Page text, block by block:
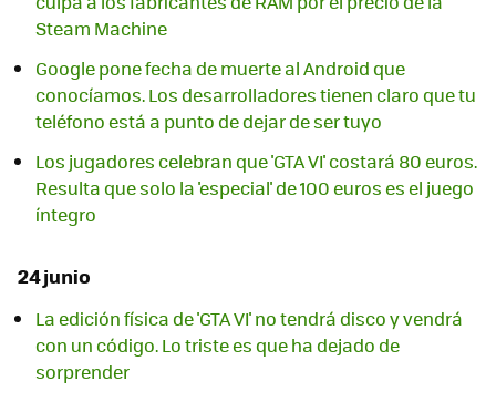
Steam Machine
Google pone fecha de muerte al Android que
conocíamos. Los desarrolladores tienen claro que tu
teléfono está a punto de dejar de ser tuyo
Los jugadores celebran que 'GTA VI' costará 80 euros.
Resulta que solo la 'especial' de 100 euros es el juego
íntegro
24 junio
La edición física de 'GTA VI' no tendrá disco y vendrá
con un código. Lo triste es que ha dejado de
sorprender